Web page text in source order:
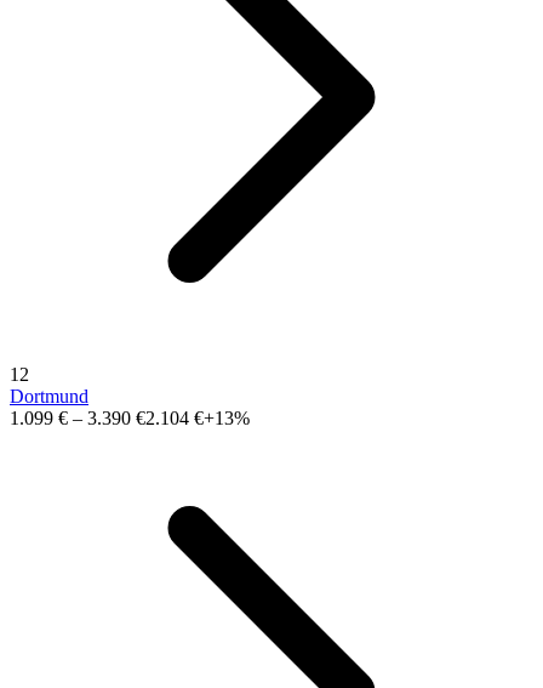
12
Dortmund
1.099 € – 3.390 €2.104 €+13%